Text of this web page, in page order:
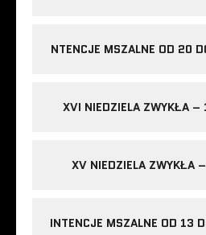
NTENCJE MSZALNE OD 20
XVI NIEDZIELA ZWYKŁA
XV NIEDZIELA ZWYKŁA
INTENCJE MSZALNE OD 13